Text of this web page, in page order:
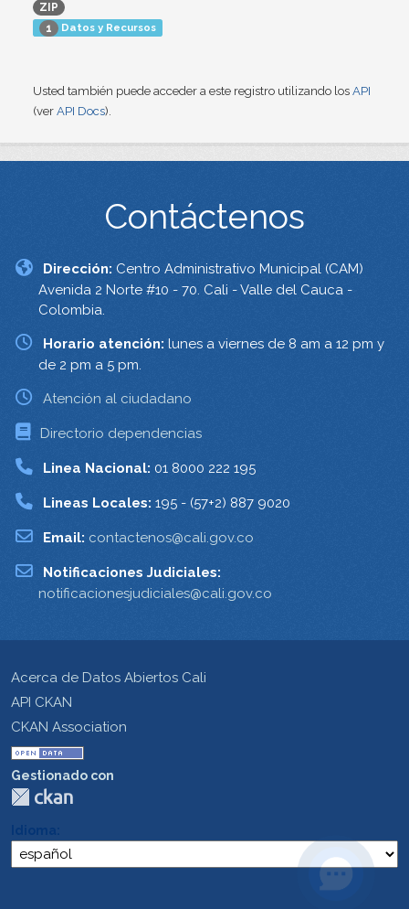
ZIP
1 Datos y Recursos
Usted también puede acceder a este registro utilizando los API
(ver API Docs).
Contáctenos
Dirección: Centro Administrativo Municipal (CAM)
Avenida 2 Norte #10 - 70. Cali - Valle del Cauca -
Colombia.
Horario atención: lunes a viernes de 8 am a 12 pm y
de 2 pm a 5 pm.
Atención al ciudadano
Directorio dependencias
Linea Nacional: 01 8000 222 195
Lineas Locales: 195 - (57+2) 887 9020
Email: contactenos@cali.gov.co
Notificaciones Judiciales:
notificacionesjudiciales@cali.gov.co
Acerca de Datos Abiertos Cali
API CKAN
CKAN Association
Gestionado con